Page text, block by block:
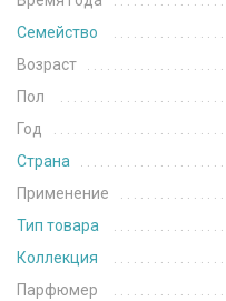
Семейство
Возраст
Пол
Год
Страна
Применение
Тип товара
Коллекция
Парфюмер